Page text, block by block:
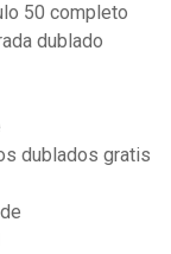
50 completo
dublado
dublados gratis